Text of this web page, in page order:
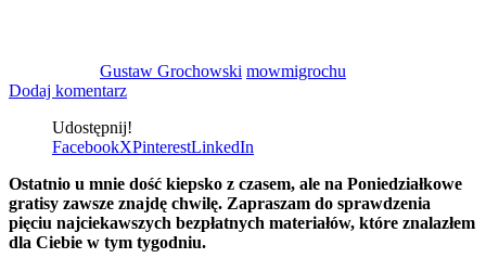
Gustaw Grochowski mowmigrochu
Dodaj komentarz
Udostępnij!
FacebookXPinterestLinkedIn
Ostatnio u mnie dość kiepsko z czasem, ale na Poniedziałkowe
gratisy zawsze znajdę chwilę. Zapraszam do sprawdzenia
pięciu najciekawszych bezpłatnych materiałów, które znalazłem
dla Ciebie w tym tygodniu.